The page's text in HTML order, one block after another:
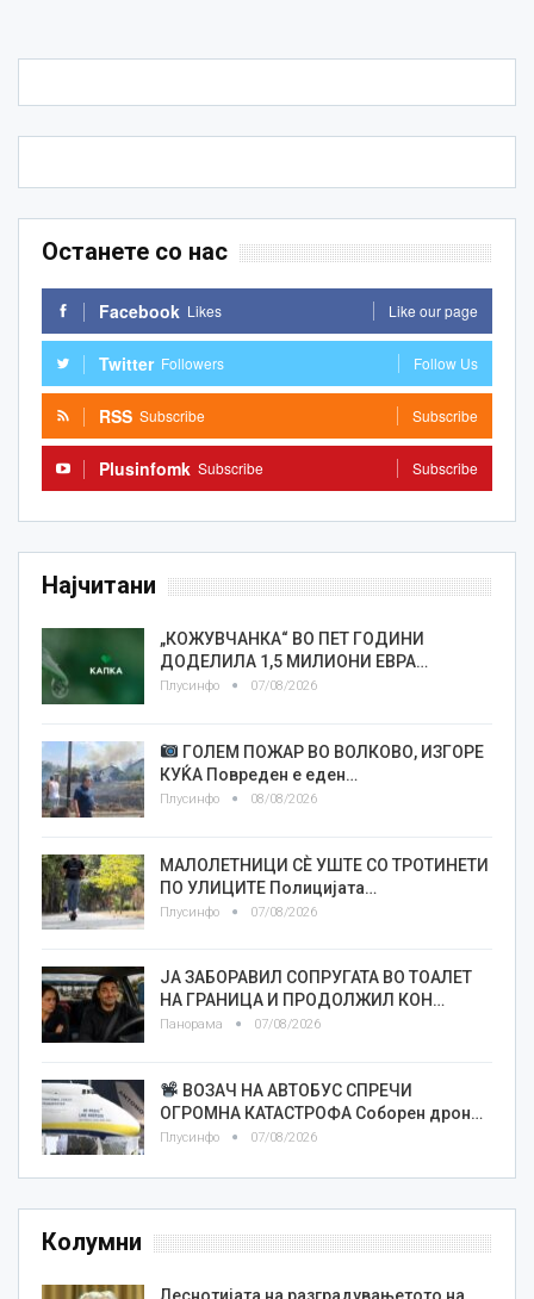
Останете со нас
Facebook Likes Like our page
Twitter Followers Follow Us
RSS Subscribe Subscribe
Plusinfomk Subscribe Subscribe
Најчитани
„КОЖУВЧАНКА“ ВО ПЕТ ГОДИНИ
ДОДЕЛИЛА 1,5 МИЛИОНИ ЕВРА…
Плусинфо 07/08/2026
ГОЛЕМ ПОЖАР ВО ВОЛКОВО, ИЗГОРЕ
КУЌА Повреден е еден…
Плусинфо 08/08/2026
МАЛОЛЕТНИЦИ СÈ УШТЕ СО ТРОТИНЕТИ
ПО УЛИЦИТЕ Полицијата…
Плусинфо 07/08/2026
ЈА ЗАБОРАВИЛ СОПРУГАТА ВО ТОАЛЕТ
НА ГРАНИЦА И ПРОДОЛЖИЛ КОН…
Панорама 07/08/2026
ВОЗАЧ НА АВТОБУС СПРЕЧИ
ОГРОМНА КАТАСТРОФА Соборен дрон…
Плусинфо 07/08/2026
Колумни